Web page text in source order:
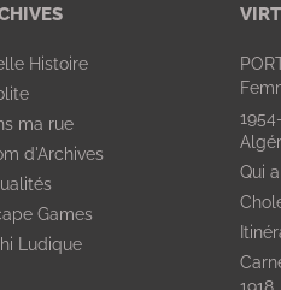
Histoire
ma rue
d'Archives
Games
Ludique
Qui